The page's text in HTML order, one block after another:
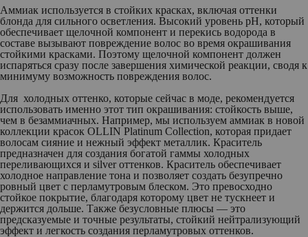
Аммиак используется в стойких красках, включая оттенки
блонда для сильного осветления. Высокий уровень pH, который
обеспечивает щелочной компонент и перекись водорода в
составе вызывают повреждение волос во время окрашивания
стойкими красками. Поэтому щелочной компонент должен
испаряться сразу после завершения химической реакции, сводя к
минимуму возможность повреждения волос.
Для холодных оттенко, которые сейчас в моде, рекомендуется
использовать именно этот тип окрашивания: стойкость выше,
чем в безаммиачных. Например, мы используем аммиак в новой
коллекции красок OLLIN Platinum Collection, которая придает
волосам сияние и нежный эффект металлик. Краситель
предназначен для создания богатой гаммы холодных
переливающихся и silver оттенков. Краситель обеспечивает
холодное направление тона и позволяет создать безупречно
ровный цвет с перламутровым блеском. Это превосходно
стойкое покрытие, благодаря которому цвет не тускнеет и
держится дольше. Также безусловные плюсы — это
предсказуемые и точные результаты, стойкий нейтрализующий
эффект и легкость создания перламутровых оттенков.